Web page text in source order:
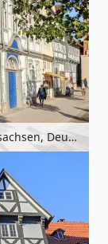
Fachwerkhäuser in Wolfenbüttel, Niedersachsen, Deutschland